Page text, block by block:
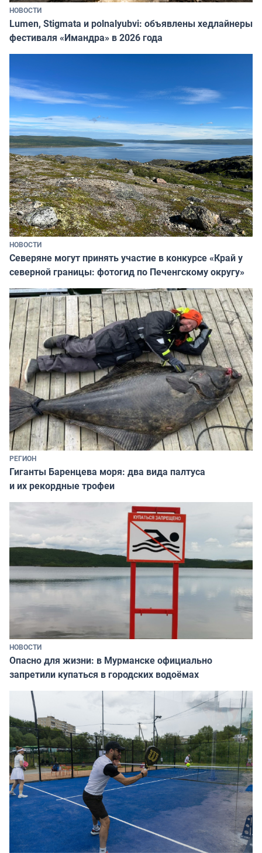
НОВОСТИ
Lumen, Stigmata и polnalyubvi: объявлены хедлайнеры
фестиваля «Имандра» в 2026 года
НОВОСТИ
Северяне могут принять участие в конкурсе «Край у
северной границы: фотогид по Печенгскому округу»
РЕГИОН
Гиганты Баренцева моря: два вида палтуса
и их рекордные трофеи
НОВОСТИ
Опасно для жизни: в Мурманске официально
запретили купаться в городских водоёмах